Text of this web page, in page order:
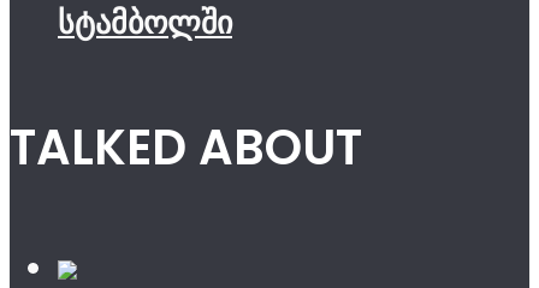
სტამბოლში
TALKED ABOUT